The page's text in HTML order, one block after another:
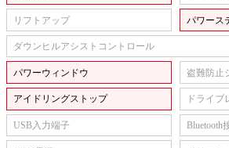
リフトアップ パワース
ダウンヒルアシストコントロール
パワーウィンドウ 盗難防止
アイドリングストップ ドライブ
USB入力端子 Bluetooth